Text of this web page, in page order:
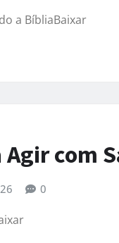
a BíbliaBaixar
com
0